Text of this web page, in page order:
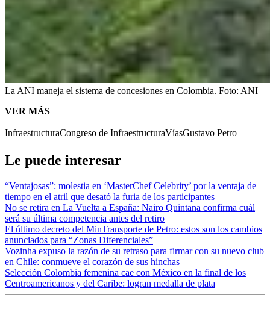
La ANI maneja el sistema de concesiones en Colombia. Foto: ANI
VER MÁS
InfraestructuraCongreso de InfraestructuraVíasGustavo Petro
Le puede interesar
“Ventajosas”: molestia en ‘MasterChef Celebrity’ por la ventaja de
tiempo en el atril que desató la furia de los participantes
No se retira en La Vuelta a España: Nairo Quintana confirma cuál
será su última competencia antes del retiro
El último decreto del MinTransporte de Petro: estos son los cambios
anunciados para “Zonas Diferenciales”
Vozinha expuso la razón de su retraso para firmar con su nuevo club
en Chile: conmueve el corazón de sus hinchas
Selección Colombia femenina cae con México en la final de los
Centroamericanos y del Caribe: logran medalla de plata